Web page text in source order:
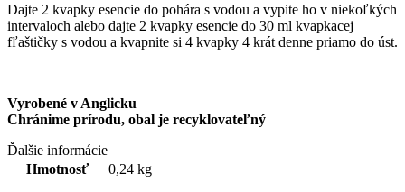
Dajte 2 kvapky esencie do pohára s vodou a vypite ho v niekoľkých
intervaloch alebo dajte 2 kvapky esencie do 30 ml kvapkacej
fľaštičky s vodou a kvapnite si 4 kvapky 4 krát denne priamo do úst.
Vyrobené v Anglicku
Chránime prírodu, obal je recyklovateľný
Ďalšie informácie
Hmotnosť
0,24 kg